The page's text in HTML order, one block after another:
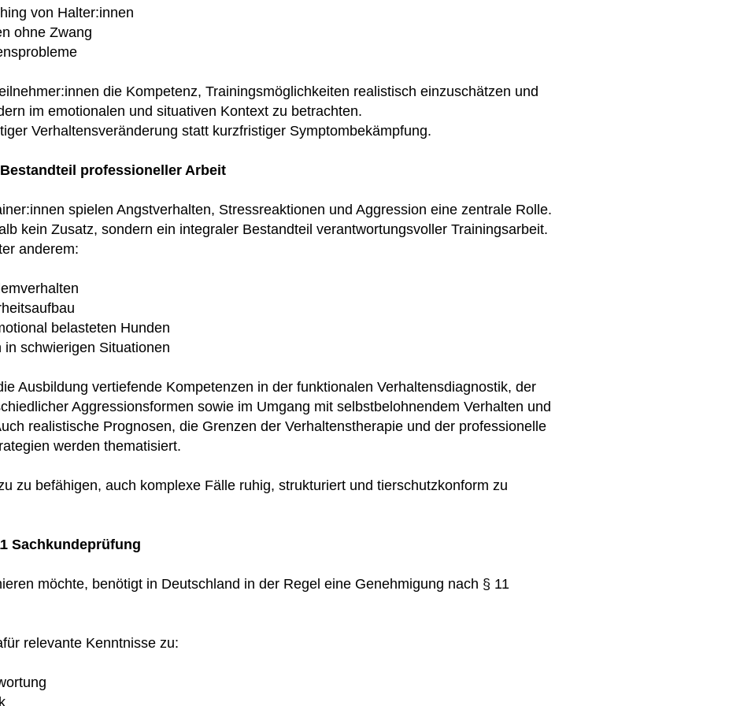
von Halter:innen
ohne Zwang
die Kompetenz, Trainingsmöglichkeiten realistisch einzuschätzen und
im emotionalen und situativen Kontext zu betrachten.
Verhaltensveränderung statt kurzfristiger Symptombekämpfung.
professioneller Arbeit
spielen Angstverhalten, Stressreaktionen und Aggression eine zentrale Rolle.
kein Zusatz, sondern ein integraler Bestandteil verantwortungsvoller Trainingsarbeit.
anderem:
belasteten Hunden
schwierigen Situationen
Ausbildung vertiefende Kompetenzen in der funktionalen Verhaltensdiagnostik, der
Aggressionsformen sowie im Umgang mit selbstbelohnendem Verhalten und
realistische Prognosen, die Grenzen der Verhaltenstherapie und der professionelle
werden thematisiert.
zu befähigen, auch komplexe Fälle ruhig, strukturiert und tierschutzkonform zu
Sachkundeprüfung
möchte, benötigt in Deutschland in der Regel eine Genehmigung nach § 11
relevante Kenntnisse zu: